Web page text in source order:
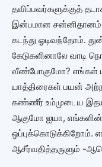
தவிப்பவர்களுக்குத்
இன்பமான சன்னிதானம்
கடந்து ஓடிவந்தோம்.
கேடுகளினாலே வாடி
வீண்போகுமோ? எங்கள்
யாத்திரைகள் பயன்
கண்ணீர் உம்முடைய
ஆகுமோ ஐயா,
ஆசீர்வதித்தருளும் -